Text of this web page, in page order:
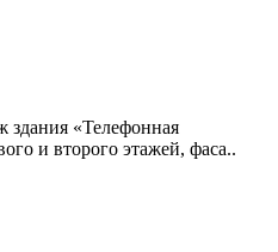
здания «Телефонная
и второго этажей, фаса..